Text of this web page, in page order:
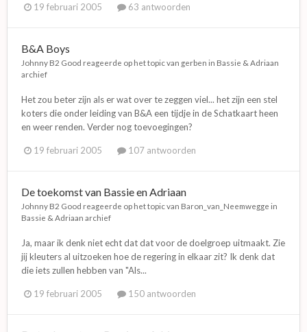
19 februari 2005 63 antwoorden
B&A Boys
Johnny B2 Good reageerde op het topic van gerben in Bassie & Adriaan
archief
Het zou beter zijn als er wat over te zeggen viel... het zijn een stel
koters die onder leiding van B&A een tijdje in de Schatkaart heen
en weer renden. Verder nog toevoegingen?
19 februari 2005 107 antwoorden
De toekomst van Bassie en Adriaan
Johnny B2 Good reageerde op het topic van Baron_van_Neemwegge in
Bassie & Adriaan archief
Ja, maar ik denk niet echt dat dat voor de doelgroep uitmaakt. Zie
jij kleuters al uitzoeken hoe de regering in elkaar zit? Ik denk dat
die iets zullen hebben van "Als...
19 februari 2005 150 antwoorden